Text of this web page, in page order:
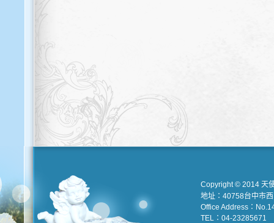
Copyright © 2014 天
地址：40758台中市
Office Address：
TEL：04-23285671